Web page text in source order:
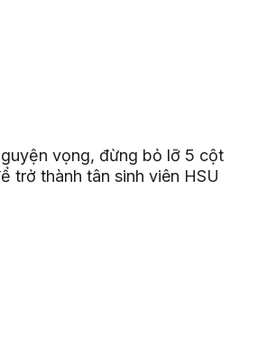
vọng, đừng bỏ lỡ 5 cột
trở thành tân sinh viên HSU